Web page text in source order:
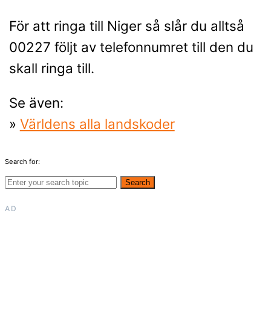
För att ringa till Niger så slår du alltså
00227 följt av telefonnumret till den du
skall ringa till.
Se även:
» Världens alla landskoder
Search for:
Search
AD